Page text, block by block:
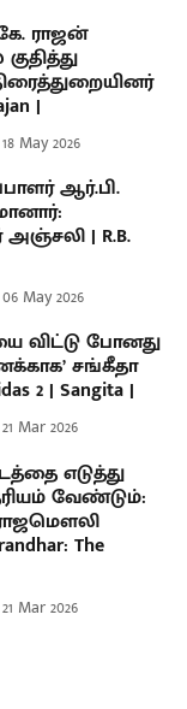
ராஜன்
|
18 May 2026
ஆர்.பி.
அஞ்சலி | R.B.
06 May 2026
விட்டு போனது
சங்கீதா
2 | Sangita |
21 Mar 2026
எடுத்து
வேண்டும்:
ராஜமௌலி
The
21 Mar 2026